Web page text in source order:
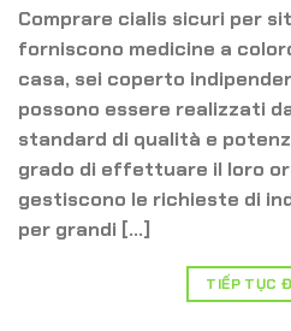
Comprare cialis sicuri per
forniscono medicine a
casa, sei coperto
possono essere realizzati
standard di qualità e
grado di effettuare il loro
gestiscono le richieste di
per grandi […]
TIẾP TỤC